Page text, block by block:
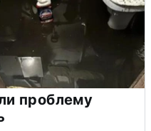
проблему